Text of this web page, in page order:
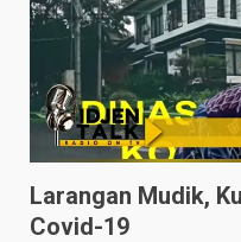
Larangan Mudik,
Covid-19